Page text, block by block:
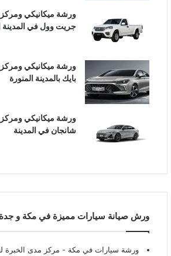
ورشة ميكانيكي ومركز
جريت وول في المدينة
ورشة ميكانيكي ومركز
بايك بالمدينة المنورة
ورشة ميكانيكي ومركز
شانجان في المدينة
ورش صيانة سيارات مميزة في مكة و جدة
ورشة سيارات في مكة - مركز مدى الخبرة